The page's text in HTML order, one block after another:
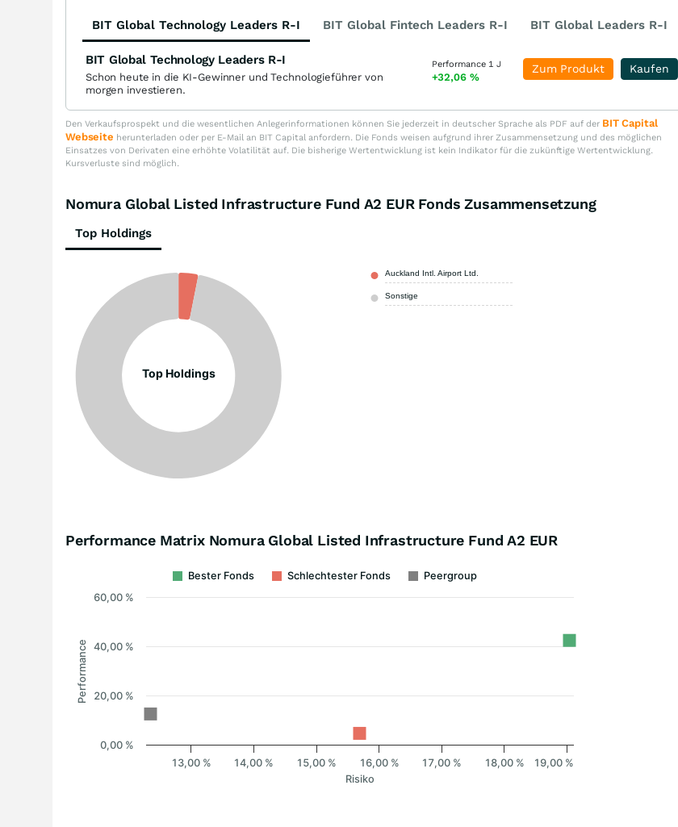
BIT Global Technology Leaders R-I BIT Global Fintech Leaders R-I BIT Global Leaders R-I
BIT Global Technology Leaders R-I
Schon heute in die KI-Gewinner und Technologieführer von
morgen investieren.
Performance 1 J
+32,06 %
Kaufen
Zum Produkt
Den Verkaufsprospekt und die wesentlichen Anlegerinformationen können Sie jederzeit in deutscher Sprache als PDF auf der BIT Capital
Webseite herunterladen oder per E-Mail an BIT Capital anfordern. Die Fonds weisen aufgrund ihrer Zusammensetzung und des möglichen
Einsatzes von Derivaten eine erhöhte Volatilität auf. Die bisherige Wertentwicklung ist kein Indikator für die zukünftige Wertentwicklung.
Kursverluste sind möglich.
Nomura Global Listed Infrastructure Fund A2 EUR Fonds Zusammensetzung
Top Holdings
Top Holdings
Auckland Intl. Airport Ltd.
Sonstige
Performance Matrix Nomura Global Listed Infrastructure Fund A2 EUR
Risiko
Performance
Bester Fonds Schlechtester Fonds Peergroup
13,00 % 14,00 % 15,00 % 16,00 % 17,00 % 18,00 % 19,00 %
0,00 %
20,00 %
40,00 %
60,00 %